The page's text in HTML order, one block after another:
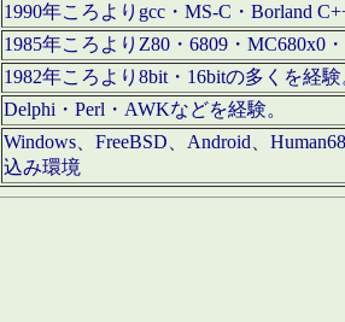
1990年ころよりgcc・MS-C・Borland
1985年ころよりZ80・6809・MC680x0
1982年ころより8bit・16bitの多くを経
Delphi・Perl・AWKなどを経験。
Windows、FreeBSD、Android、
込み環境